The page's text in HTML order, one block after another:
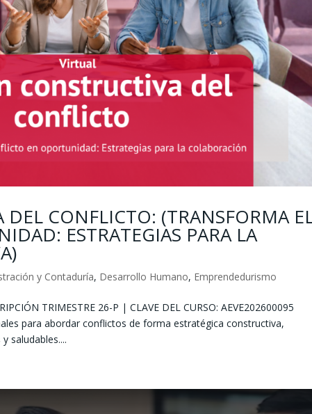
DEL CONFLICTO: (TRANSFORMA
ESTRATEGIAS PARA LA
y Contaduría, Desarrollo Humano, Emprendedurismo
TRIMESTRE 26-P | CLAVE DEL CURSO: AEVE202600095
para abordar conflictos de forma estratégica constructiva,
saludables....